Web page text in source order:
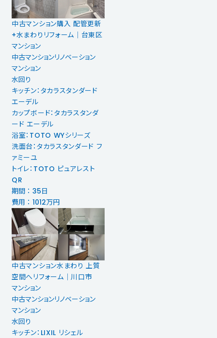
中古マンション購入 配管更新
+水まわりリフォーム｜台東区
マンション
中古マンションリノベーション
マンション
水回り
キッチン：タカラスタンダード
エーデル
カップボード：タカラスタンダ
ード エーデル
浴室：TOTO WYシリーズ
洗面台：タカラスタンダード フ
ァミーユ
トイレ：TOTO ピュアレスト
QR
期間 ： 35日
費用 ： 1012万円
中古マンション水まわり 上質
空間へリフォーム｜川口市
マンション
中古マンションリノベーション
マンション
水回り
キッチン：LIXIL リシェル